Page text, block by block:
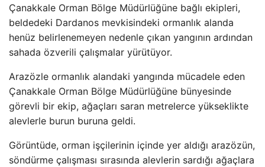
Çanakkale Orman Bölge Müdürlüğüne bağlı ekipleri,
beldedeki Dardanos mevkisindeki ormanlık alanda
henüz belirlenemeyen nedenle çıkan yangının ardından
sahada özverili çalışmalar yürütüyor.
Arazözle ormanlık alandaki yangında mücadele eden
Çanakkale Orman Bölge Müdürlüğüne bünyesinde
görevli bir ekip, ağaçları saran metrelerce yükseklikte
alevlerle burun buruna geldi.
Görüntüde, orman işçilerinin içinde yer aldığı arazözün,
söndürme çalışması sırasında alevlerin sardığı ağaçlara